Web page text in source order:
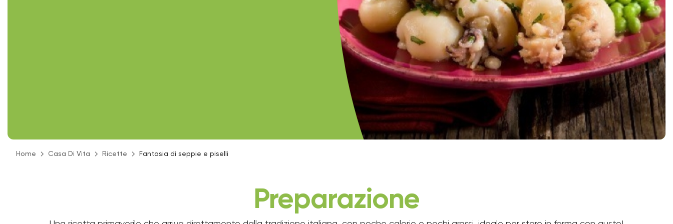
Home Casa Di Vita Ricette Fantasia di seppie e piselli
Preparazione